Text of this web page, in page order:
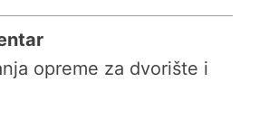
opreme za dvorište i